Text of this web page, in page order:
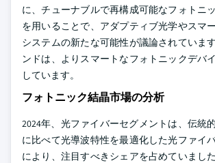
に、チューナブルで再構成可能なフォトニ
を用いることで、アダプティブ光学やスマ
システムの新たな可能性が議論されていま
ンドは、よりスマートなフォトニックデバ
しています。
フォトニック結晶市場の分析
2024年、光ファイバーセグメントは、伝統
に比べて光導波特性を最適化した光ファイ
により、注目すべきシェアを占めていまし